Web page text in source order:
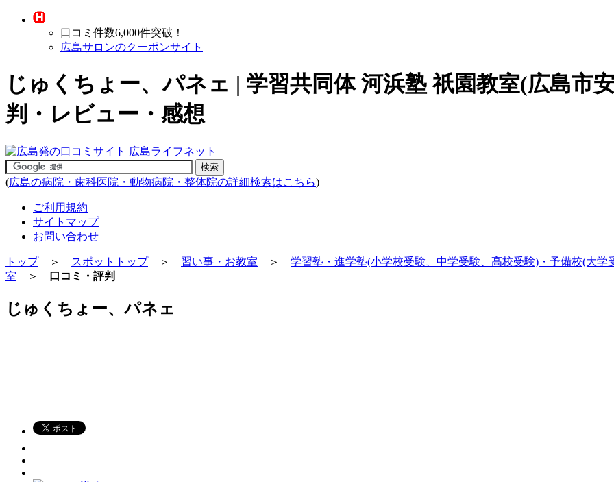
口コミ件数6,000件突破！
広島サロンのクーポンサイト
じゅくちょー、パネェ | 学習共同体 河浜塾 祇園教室(広島市
判・レビュー・感想
(広島の病院・歯科医院・動物病院・整体院の詳細検索はこちら)
ご利用規約
サイトマップ
お問い合わせ
トップ＞ スポットトップ＞ 習い事・お教室 ＞ 学習塾・進学塾(小学校受験、中学受験、高校受験)・予備校(大学
室 ＞ 口コミ・評判
じゅくちょー、パネェ